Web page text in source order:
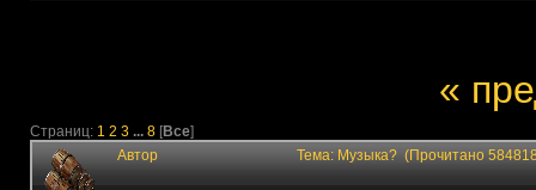
«
Страниц: 1 2 3 ... 8[Все]
Автор Тема: Музыка? (Прочитано